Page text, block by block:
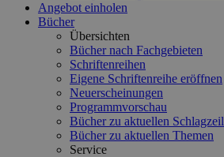
Angebot einholen
Bücher
Übersichten
Bücher nach Fachgebieten
Schriftenreihen
Eigene Schriftenreihe eröffnen
Neuerscheinungen
Programmvorschau
Bücher zu aktuellen
Bücher zu aktuellen Themen
Service